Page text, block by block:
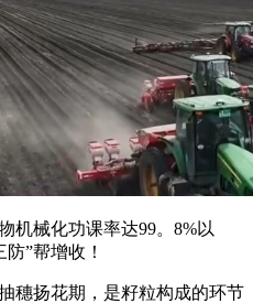
械化功课率达99。8%以
防”帮增收！
扬花期，是籽粒构成的环节